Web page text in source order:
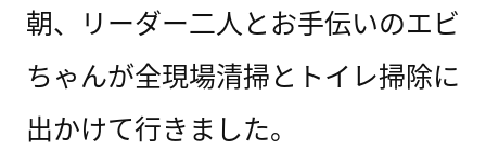
朝、リーダー二人とお手伝いのエビ
ちゃんが全現場清掃とトイレ掃除に
出かけて行きました。